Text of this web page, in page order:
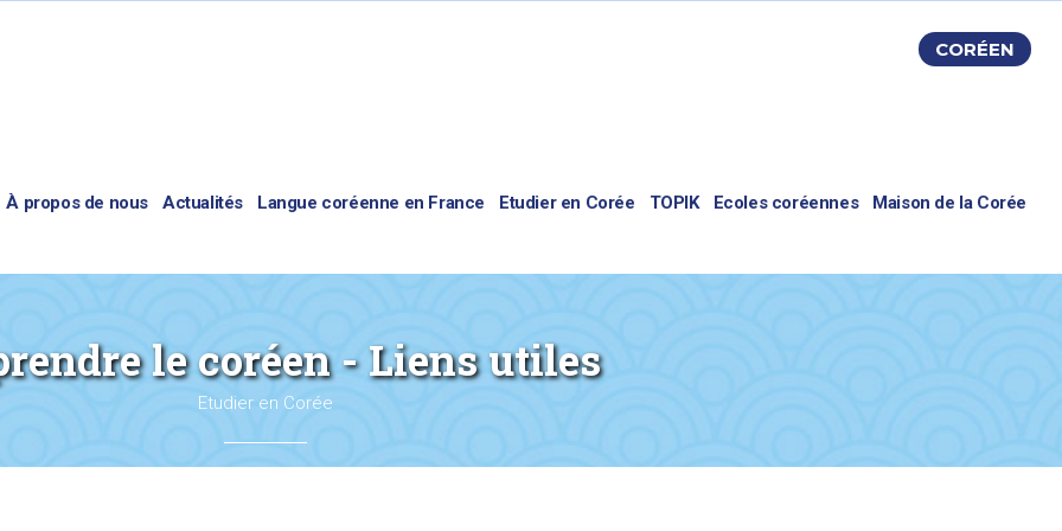
CORÉEN
À propos de nous Actualités Langue coréenne en France Etudier en Corée TOPIK Ecoles coréennes Maison de la Corée
le coréen - Liens utiles
Etudier en Corée